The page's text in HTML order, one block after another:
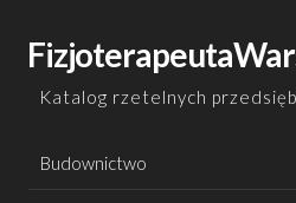
content
Katalog rzetelnych
Budownictwo